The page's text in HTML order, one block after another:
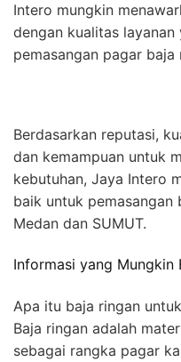
Intero mungkin
dengan kualitas
pemasangan pagar
Berdasarkan reputasi,
dan kemampuan untuk
kebutuhan, Jaya Intero
baik untuk
Medan dan SUMUT.
Informasi yang Mungkin
Apa itu baja ringan
Baja ringan adalah
sebagai rangka pagar